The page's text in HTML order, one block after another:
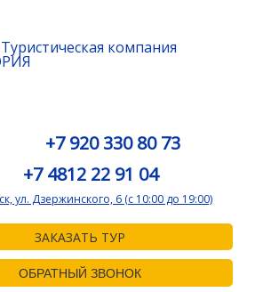
ЗАКАЗАТЬ ТУР
ОБРАТНЫЙ ЗВОНОК
+7 920 330 80 73
+7 4812 22 91 04
ул. Дзержинского, 6 (с 10:00 до 19:00)